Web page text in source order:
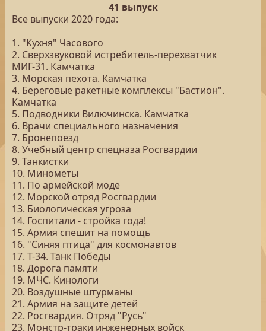
41 выпуск
Все выпуски 2020 года:
1. "Кухня" Часового
2. Сверхзвуковой истребитель-перехватчик
МИГ-31. Камчатка
3. Морская пехота. Камчатка
4. Береговые ракетные комплексы "Бастион".
Камчатка
5. Подводники Вилючинска. Камчатка
6. Врачи специального назначения
7. Бронепоезд
8. Учебный центр спецназа Росгвардии
9. Танкистки
10. Минометы
11. По армейской моде
12. Морской отряд Росгвардии
13. Биологическая угроза
14. Госпитали - стройка года!
15. Армия спешит на помощь
16. "Синяя птица" для космонавтов
17. Т-34. Танк Победы
18. Дорога памяти
19. МЧС. Кинологи
20. Воздушные штурманы
21. Армия на защите детей
22. Росгвардия. Отряд "Русь"
23. Монстр-траки инженерных войск